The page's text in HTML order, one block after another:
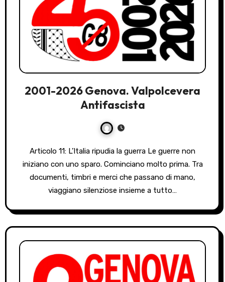
2001-2026 Genova. Valpolcevera
Antifascista
Articolo 11: L’Italia ripudia la guerra Le guerre non
iniziano con uno sparo. Cominciano molto prima. Tra
documenti, timbri e merci che passano di mano,
viaggiano silenziose insieme a tutto…